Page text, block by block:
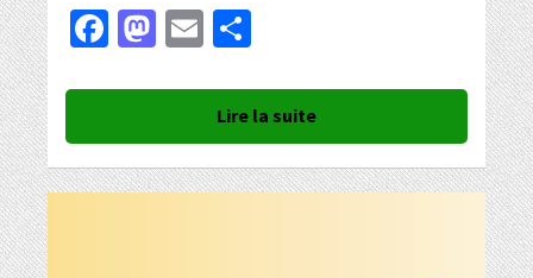
Facebook
Mastodon
Email
Lire la suite